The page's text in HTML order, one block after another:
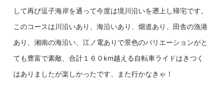
して再び逗子海岸を通って今度は境川沿いを遡上し帰宅です。
このコースは川沿いあり、海沿いあり、畑道あり、田舎の漁港
あり、湘南の海沿い、江ノ電ありで景色のバリエーションがと
ても豊富で素敵、合計１６０km越える自転車ライドはきつく
はありましたが楽しかったです、また行かなきゃ！